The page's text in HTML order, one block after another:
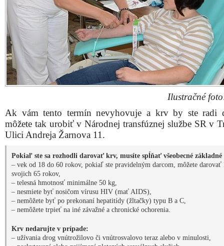
Ilustračné
Ak vám tento termín nevyhovuje a krv by ste radi
môžete tak urobiť v Národnej transfúznej službe SR v
Ulici Andreja Žarnova 11.
Pokiaľ ste sa rozhodli darovať krv, musíte spĺňať všeobecné
– vek od 18 do 60 rokov, pokiaľ ste pravidelným darcom, môžete darovať
svojich 65 rokov,
– telesná hmotnosť minimálne 50 kg,
– nesmiete byť nosičom vírusu HIV (mať AIDS),
– nemôžete byť po prekonaní hepatitídy (žltačky) typu B a C,
– nemôžete trpieť na iné závažné a chronické ochorenia.
Krv nedarujte v prípade:
– užívania drog vnútrožilovo či vnútrosvalovo teraz alebo v minulosti,